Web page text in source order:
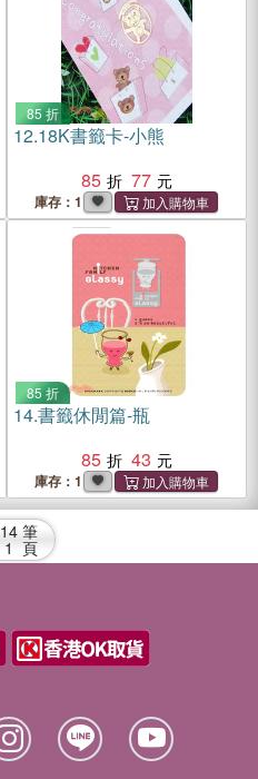
85 折
12.18K書籤卡-小熊
85
77
庫存：1
85 折
14.書籤休閒篇-瓶
85
43
庫存：1
14 筆
1 頁